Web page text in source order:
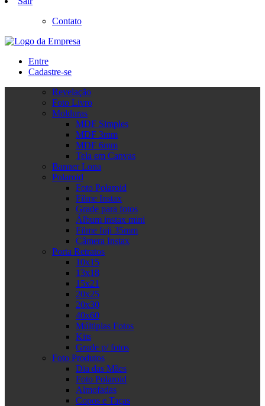
Contato
Entre
Cadastre-se
Revelação
Foto Livro
Molduras
MDF Simples
MDF 3mm
MDF 6mm
Tela em Canvas
Banner Lona
Polaroid
Foto Polaroid
Filme Instax
Grade para fotos
Álbum instax mini
Filme fuji 35mm
Câmera Instax
Porta Retratos
10x15
13x18
15x21
20x25
20x30
40x60
Múltiplas Fotos
Kits
Grade p/ fotos
Foto Produtos
Dia das Mães
Foto Polaroid
Almofadas
Copos e Taças